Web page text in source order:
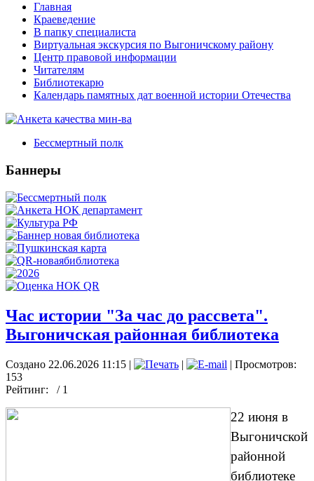
Главная
Краеведение
В папку специалиста
Виртуальная экскурсия по Выгоничскому району
Центр правовой информации
Читателям
Библиотекарю
Календарь памятных дат военной истории Отечества
Бессмертный полк
Баннеры
Час истории "За час до рассвета".
Выгоничская районная библиотека
Создано 22.06.2026 11:15 | |
| Просмотров:
153
Рейтинг:
/ 1
22 июня в
Выгоничской
районной
библиотеке